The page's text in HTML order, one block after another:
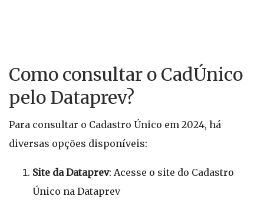
Como consultar o CadÚnico
pelo Dataprev?
Para consultar o Cadastro Único em 2024, há
diversas opções disponíveis:
Site da Dataprev: Acesse o site do Cadastro
Único na Dataprev